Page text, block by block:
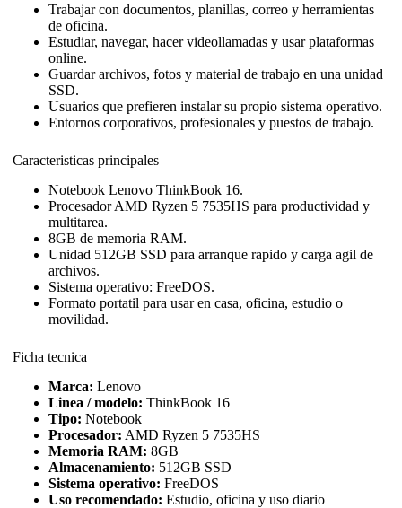
Trabajar con documentos, planillas, correo y herramientas
de oficina.
Estudiar, navegar, hacer videollamadas y usar plataformas
online.
Guardar archivos, fotos y material de trabajo en una unidad
SSD.
Usuarios que prefieren instalar su propio sistema operativo.
Entornos corporativos, profesionales y puestos de trabajo.
Caracteristicas principales
Notebook Lenovo ThinkBook 16.
Procesador AMD Ryzen 5 7535HS para productividad y
multitarea.
8GB de memoria RAM.
Unidad 512GB SSD para arranque rapido y carga agil de
archivos.
Sistema operativo: FreeDOS.
Formato portatil para usar en casa, oficina, estudio o
movilidad.
Ficha tecnica
Marca: Lenovo
Linea / modelo: ThinkBook 16
Tipo: Notebook
Procesador: AMD Ryzen 5 7535HS
Memoria RAM: 8GB
Almacenamiento: 512GB SSD
Sistema operativo: FreeDOS
Uso recomendado: Estudio, oficina y uso diario